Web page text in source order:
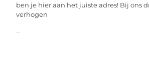
ben je hier aan het juiste adres! Bij ons
verhogen
...